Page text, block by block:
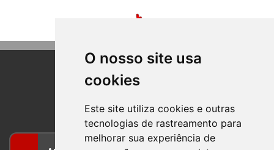
O nosso site usa
cookies
Este site utiliza cookies e outras
tecnologias de rastreamento para
melhorar sua experiência de
BOM PRINCIPIO
RIO GRANDE DO SUL